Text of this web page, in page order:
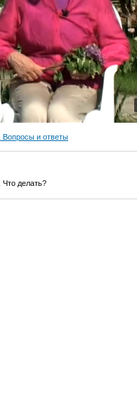
Вопросы и ответы
Что делать?